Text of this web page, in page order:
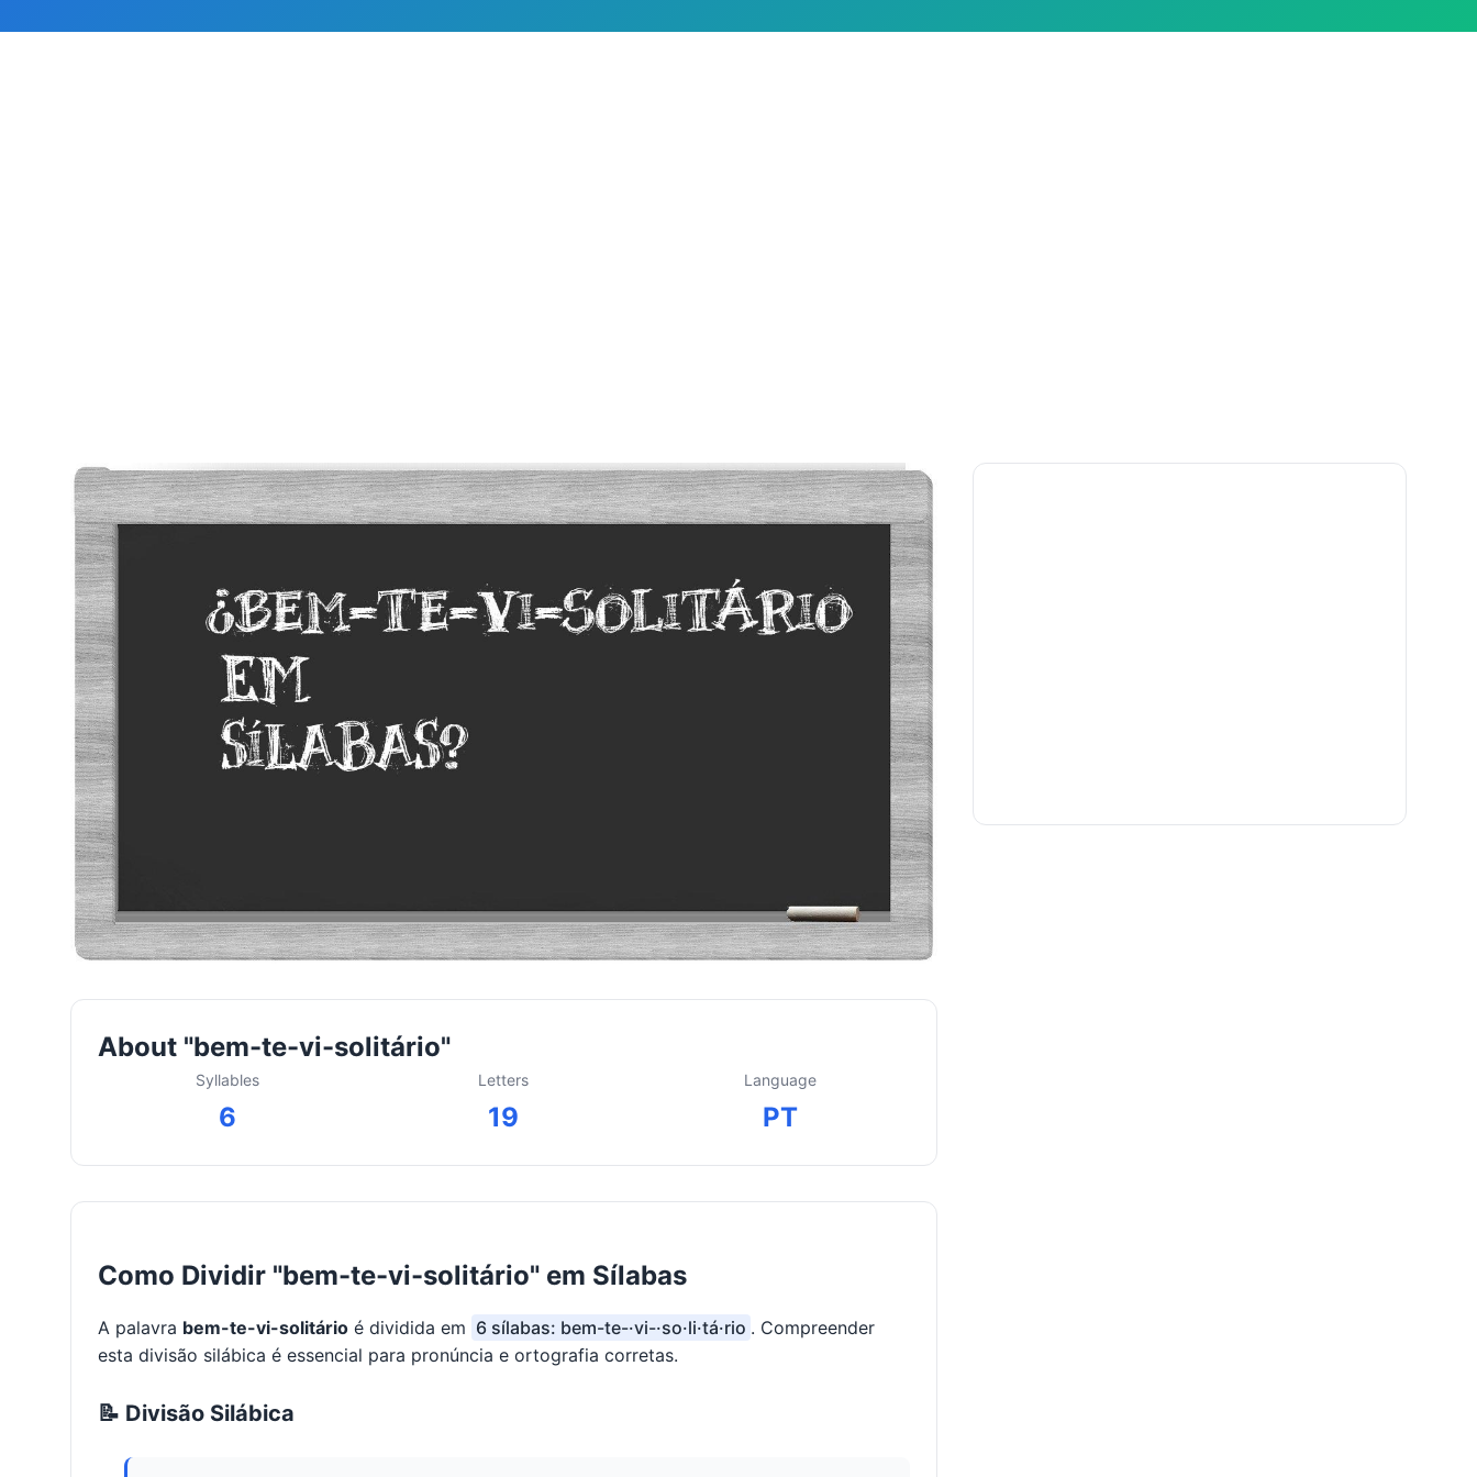
About "bem-te-vi-solitário"
Syllables
6
Letters
19
Language
PT
Como Dividir "bem-te-vi-solitário" em Sílabas
A palavra bem-te-vi-solitário é dividida em 6 sílabas: bem-te-·vi-·so·li·tá·rio . Compreender
esta divisão silábica é essencial para pronúncia e ortografia corretas.
📝 Divisão Silábica